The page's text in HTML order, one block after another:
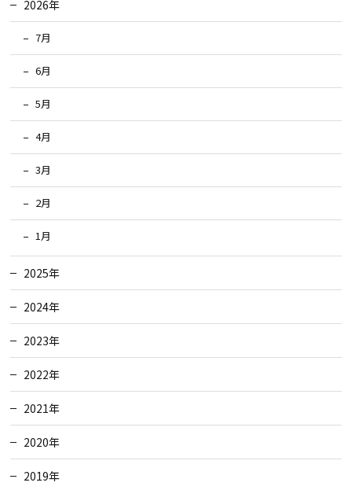
2026年
7月
6月
5月
4月
3月
2月
1月
2025年
2024年
2023年
2022年
2021年
2020年
2019年